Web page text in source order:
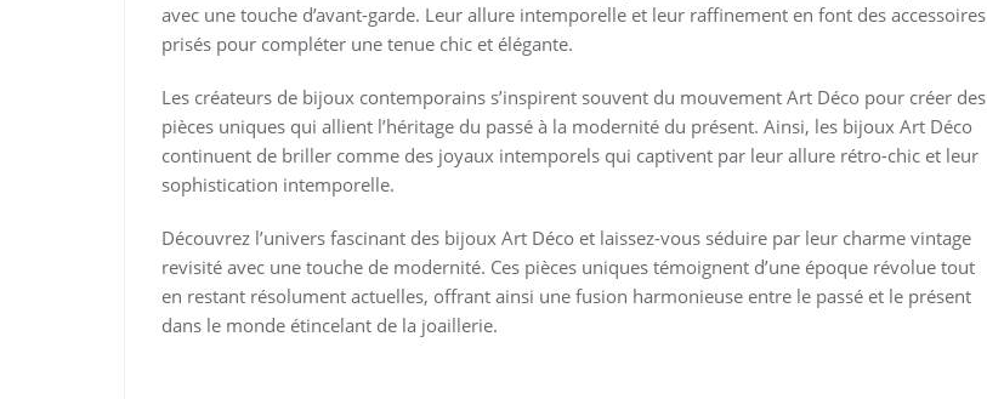
avec une touche d’avant-garde. Leur allure intemporelle et leur raffinement en font des accessoires
prisés pour compléter une tenue chic et élégante.
Les créateurs de bijoux contemporains s’inspirent souvent du mouvement Art Déco pour créer des
pièces uniques qui allient l’héritage du passé à la modernité du présent. Ainsi, les bijoux Art Déco
continuent de briller comme des joyaux intemporels qui captivent par leur allure rétro-chic et leur
sophistication intemporelle.
Découvrez l’univers fascinant des bijoux Art Déco et laissez-vous séduire par leur charme vintage
revisité avec une touche de modernité. Ces pièces uniques témoignent d’une époque révolue tout
en restant résolument actuelles, offrant ainsi une fusion harmonieuse entre le passé et le présent
dans le monde étincelant de la joaillerie.